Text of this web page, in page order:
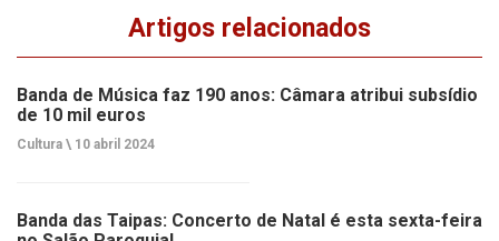
Artigos relacionados
Banda de Música faz 190 anos: Câmara atribui subsídio
de 10 mil euros
Cultura \ 10 abril 2024
Banda das Taipas: Concerto de Natal é esta sexta-feira